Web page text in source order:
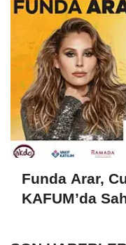
Funda Arar,
KAFUM’da